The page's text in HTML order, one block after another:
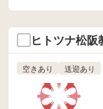
ヒトツナ松阪
空きあり 送迎あり